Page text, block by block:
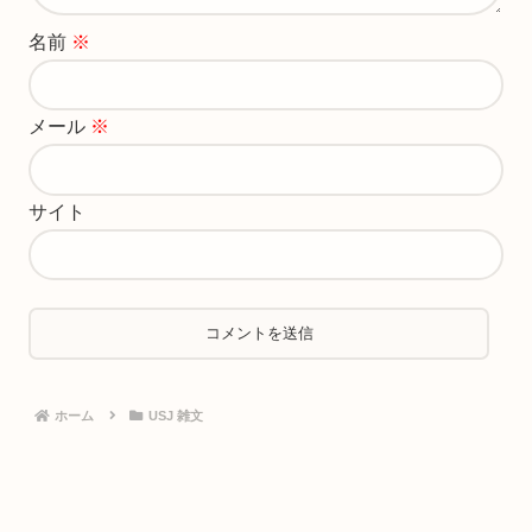
名前 ※
メール ※
サイト
ホーム USJ 雑文